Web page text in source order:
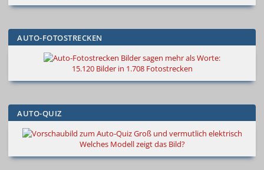
AUTO-FOTOSTRECKEN
Bilder sagen mehr als Worte:
15.120 Bilder in 1.708 Fotostrecken
AUTO-QUIZ
Groß und vermutlich elektrisch
Welches Modell zeigt das Bild?